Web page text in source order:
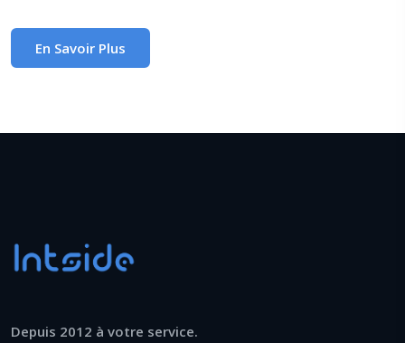
En Savoir Plus
Depuis 2012 à votre service.